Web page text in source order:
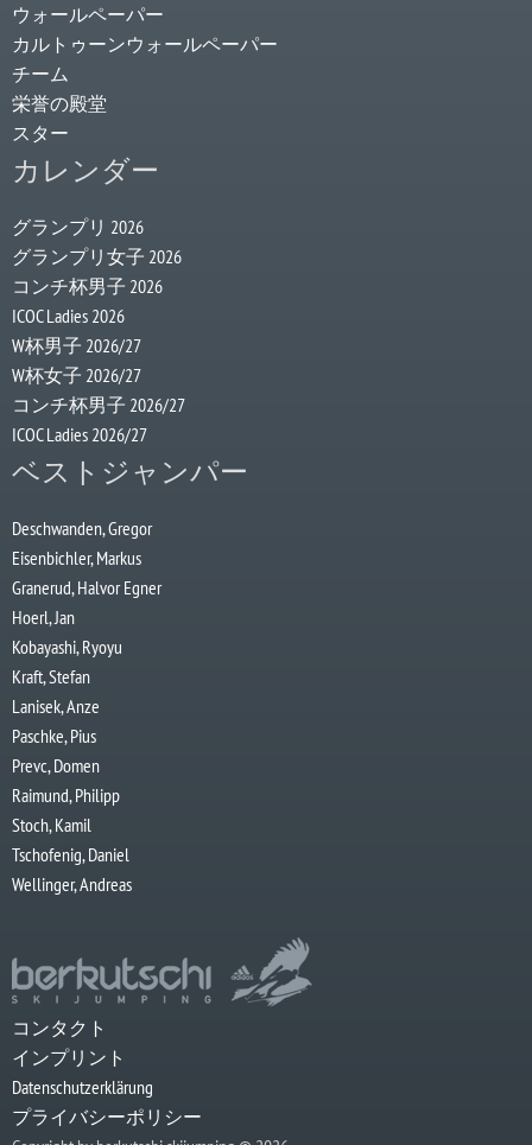
ウォールペーパー
カルトゥーンウォールペーパー
チーム
栄誉の殿堂
スター
カレンダー
グランプリ 2026
グランプリ女子 2026
コンチ杯男子 2026
ICOC Ladies 2026
W杯男子 2026/27
W杯女子 2026/27
コンチ杯男子 2026/27
ICOC Ladies 2026/27
ベストジャンパー
Deschwanden, Gregor
Eisenbichler, Markus
Granerud, Halvor Egner
Hoerl, Jan
Kobayashi, Ryoyu
Kraft, Stefan
Lanisek, Anze
Paschke, Pius
Prevc, Domen
Raimund, Philipp
Stoch, Kamil
Tschofenig, Daniel
Wellinger, Andreas
コンタクト
インプリント
Datenschutzerklärung
プライバシーポリシー